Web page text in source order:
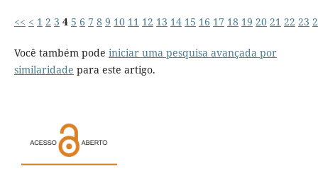
<< < 1 2 3 4 5 6 7 8 9 10 11 12 13 14 15 16 17 18 19 20 21 22 23
Você também pode iniciar uma pesquisa avançada por
similaridade para este artigo.